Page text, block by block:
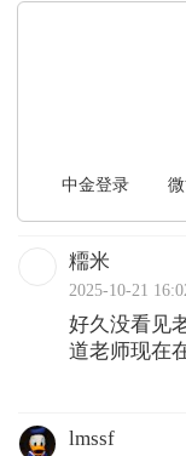
中金登录
糥米
2025-10-21
好久没看见
道老师现在
lmssf